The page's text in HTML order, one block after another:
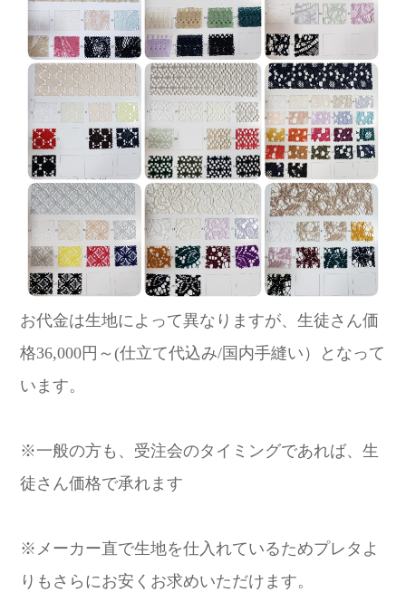
お代金は生地によって異なりますが、生徒さん価
格36,000円～(仕立て代込み/国内手縫い）となって
います。
※一般の方も、受注会のタイミングであれば、生
徒さん価格で承れます
※メーカー直で生地を仕入れているためプレタよ
りもさらにお安くお求めいただけます。